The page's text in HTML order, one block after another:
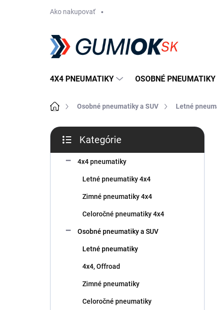
Ako nakupovať
4X4 PNEUMATIKY OSOBNÉ
DomovOsobné pneumatiky a SUV Letné
B
č
kategórie
Kategórie
4x4 pneumatiky
Letné pneumatiky 4x4
Zimné pneumatiky 4x4
Celoročné pneumatiky 4x4
Osobné pneumatiky a SUV
Letné pneumatiky
4x4, Offroad
Zimné pneumatiky
Celoročné pneumatiky